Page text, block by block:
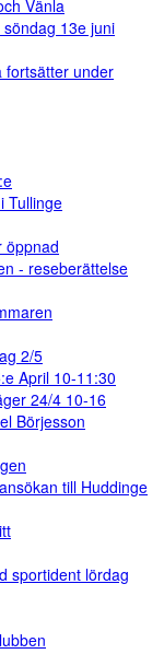
Vänla
13e juni
fortsätter under
Tullinge
öppnad
- reseberättelse
2/5
April 10-11:30
24/4 10-16
Börjesson
till Huddinge
sportident lördag